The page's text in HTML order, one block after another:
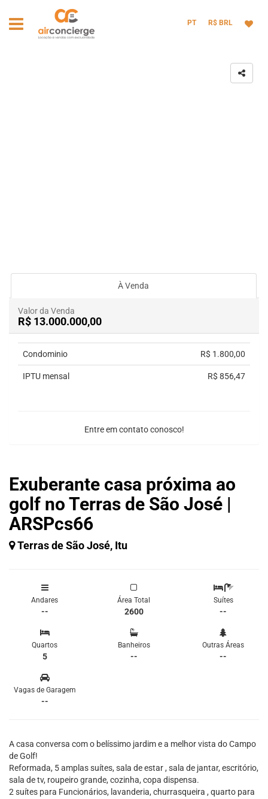
PT R$ BRL
Exuberante casa próxima ao
golf no Terras de São José |
ARSPcs66
Terras de São José, Itu
Andares
--
Área Total
2600
Suítes
--
Quartos
5
Banheiros
--
Outras Áreas
--
Vagas de Garagem
--
A casa conversa com o belíssimo jardim e a melhor vista do Campo
de Golf!
Reformada, 5 amplas suítes, sala de estar , sala de jantar, escritório,
sala de tv, roupeiro grande, cozinha, copa dispensa.
2 suítes para Funcionários, lavanderia, churrasqueira , quarto para
À Venda
Valor da Venda
R$ 13.000.000,00
Condominio R$ 1.800,00
IPTU mensal R$ 856,47
Entre em contato conosco!